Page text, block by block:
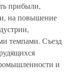
прибыли,
на повышение
темпами. Съезд
и